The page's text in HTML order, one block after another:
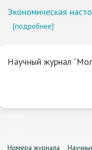
Экономическая
[подробнее]
Научный журнал
Номера журнала